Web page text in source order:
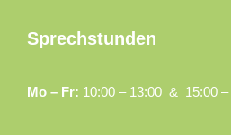
Sprechstunden
Mo – Fr: 10:00 – 13:00 & 15:00 –